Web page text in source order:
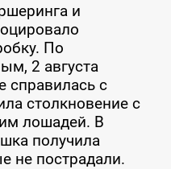
и
По
2 августа
справилась с
столкновение с
лошадей. В
получила
не пострадали.